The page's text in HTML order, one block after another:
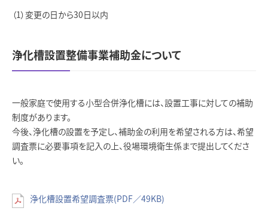
変更の日から30日以内
浄化槽設置整備事業補助金について
一般家庭で使用する小型合併浄化槽には、設置工事に対しての補助
制度があります。
今後、浄化槽の設置を予定し、補助金の利用を希望される方は、希望
調査票に必要事項を記入の上、役場環境衛生係まで提出してくださ
い。
浄化槽設置希望調査票(PDF／49KB)